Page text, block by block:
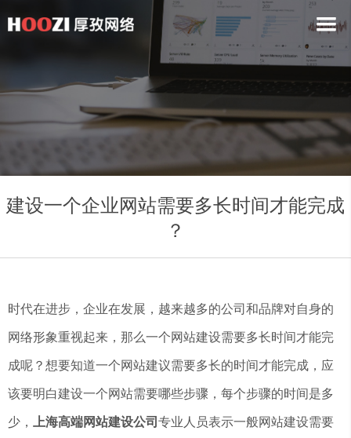
建设一个企业网站需要多长时间才能完成
？
时代在进步，企业在发展，越来越多的公司和品牌对自身的
网络形象重视起来，那么一个网站建设需要多长时间才能完
成呢？想要知道一个网站建议需要多长的时间才能完成，应
该要明白建设一个网站需要哪些步骤，每个步骤的时间是多
少， 上海高端网站建设公司 专业人员表示一般网站建设需要